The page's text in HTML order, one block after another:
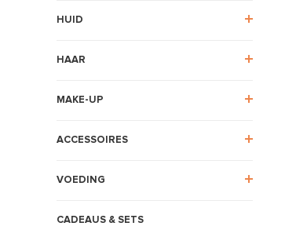
HUID
HAAR
MAKE-UP
ACCESSOIRES
VOEDING
CADEAUS & SETS